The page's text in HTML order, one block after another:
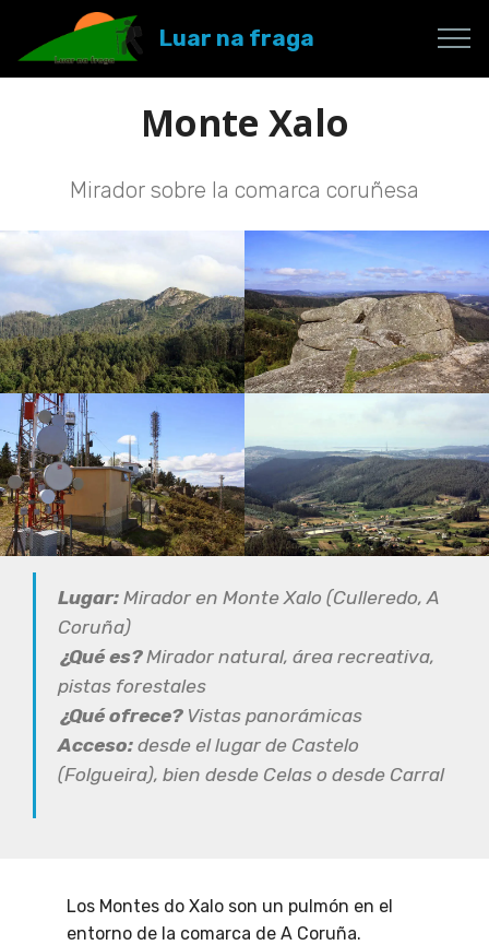
Luar na fraga
Monte Xalo
Mirador sobre la comarca coruñesa
Lugar: Mirador en Monte Xalo (Culleredo, A
Coruña)
¿Qué es?Mirador natural, área recreativa,
pistas forestales
¿Qué ofrece? Vistas panorámicas
Acceso: desde el lugar de Castelo
(Folgueira), bien desde Celas o desde Carral
Los Montes do Xalo son un pulmón en el
entorno de la comarca de A Coruña.